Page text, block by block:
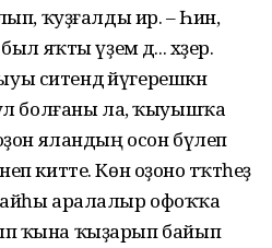
ҡуҙғалды ир. – Һин,
яҡты үҙем дә... хәҙер.
ситендә йүгерешкән
болғаны ла, ҡыуышҡа
яландың осон бүлеп
китте. Көн оҙоно тәҡәтһеҙ
аралалыр офоҡҡа
ҡына ҡыҙарып байып